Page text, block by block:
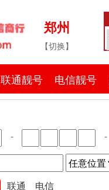
郑州
【切换】
联通靓号 电信靓号
- -
联通
电信